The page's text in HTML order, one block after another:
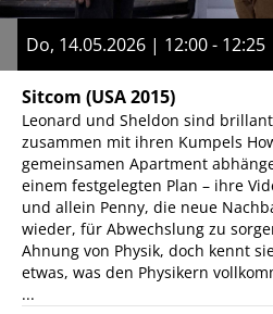
Do, 14.05.2026 | 12:00 - 12:25
Sitcom (USA 2015)
Leonard und Sheldon sind
zusammen mit ihren Kumpels
gemeinsamen Apartment
einem festgelegten Plan – ihre
und allein Penny, die neue
wieder, für Abwechslung zu
Ahnung von Physik, doch kennt
etwas, was den Physikern
...